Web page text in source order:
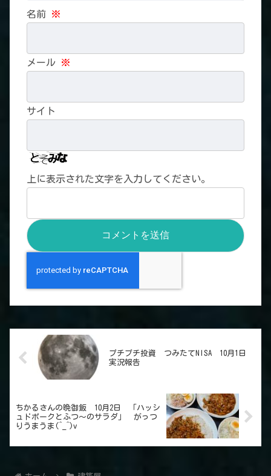
名前 ※
メール ※
サイト
上に表示された文字を入力してください。
プチプチ投資 つみたてNISA 10月1日
実況報告
ちかるさんの晩御飯 10月2日 「ハッシ
ュドポークとふつ～のサラダ」 がっつ
りうまうま(^_^)v